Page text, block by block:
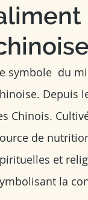
symbole  du
Depuis
Chinois.
de
et
la